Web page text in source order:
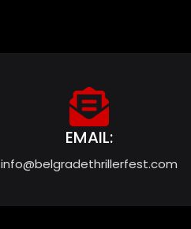
EMAIL:
info@belgradethrillerfest.com